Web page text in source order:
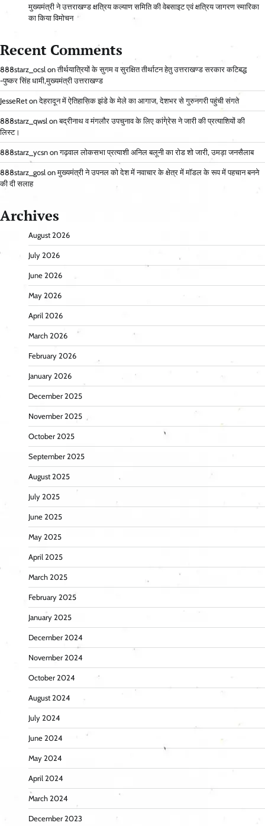
मुख्यमंत्री ने उत्तराखण्ड क्षत्रिय कल्याण समिति की वेबसाइट एवं क्षत्रिय जागरण स्मारिका
का किया विमोचन
Recent Comments
888starz_ocsl onतीर्थयात्रियों के सुगम व सुरक्षित तीर्थाटन हेतु उत्तराखण्ड सरकार कटिबद्ध
-पुष्कर सिंह धामी,मुख्यमंत्री उत्तराखण्ड
JesseRet onदेहरादून में ऐतिहासिक झंडे के मेले का आगाज, देशभर से गुरुनगरी पहुंची संगते
888starz_qwsl onबद्रीनाथ व मंगलौर उपचुनाव के लिए कांग्रेस ने जारी की प्रत्याशियों की
लिस्ट।
888starz_ycsn onगढ़वाल लोकसभा प्रत्याशी अनिल बलूनी का रोड शो जारी, उमड़ा जनसैलाब
888starz_gosl onमुख्यमंत्री ने उपनल को देश में नवाचार के क्षेत्र में मॉडल के रूप में पहचान बनने
की दी सलाह
Archives
August 2026
July 2026
June 2026
May 2026
April 2026
March 2026
February 2026
January 2026
December 2025
November 2025
October 2025
September 2025
August 2025
July 2025
June 2025
May 2025
April 2025
March 2025
February 2025
January 2025
December 2024
November 2024
October 2024
August 2024
July 2024
June 2024
May 2024
April 2024
March 2024
December 2023